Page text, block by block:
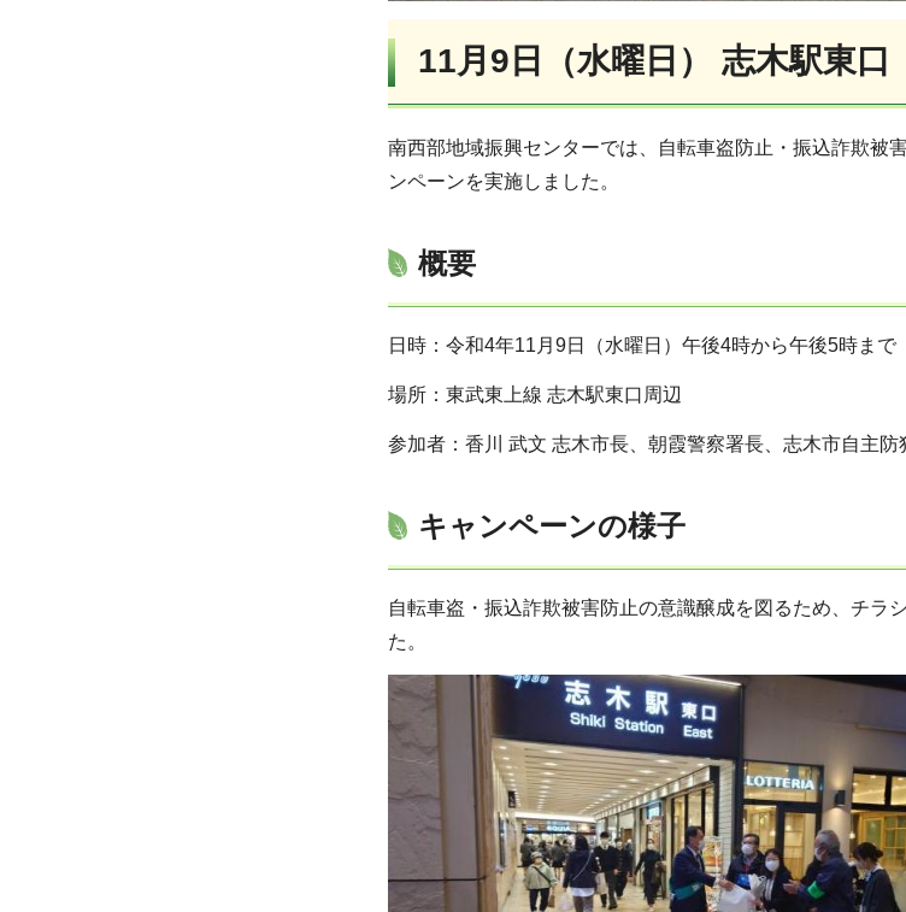
11月9日（水曜日） 志木駅東口
南西部地域振興センターでは、自転車盗防止・振込詐欺被
ンペーンを実施しました。
概要
日時：令和4年11月9日（水曜日）午後4時から午後5時まで
場所：東武東上線 志木駅東口周辺
参加者：香川 武文 志木市長、朝霞警察署長、志木市自主
キャンペーンの様子
自転車盗・振込詐欺被害防止の意識醸成を図るため、チラ
た。